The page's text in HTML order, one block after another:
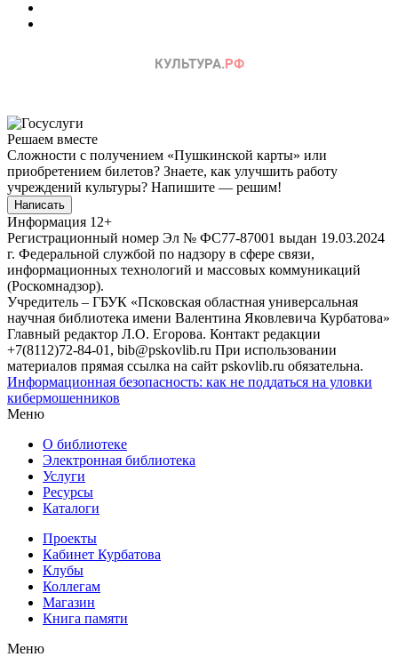
Решаем вместе
Сложности с получением «Пушкинской карты» или
приобретением билетов? Знаете, как улучшить работу
учреждений культуры? Напишите — решим!
Написать
Информация 12+
Регистрационный номер Эл № ФС77-87001 выдан 19.03.2024
г. Федеральной службой по надзору в сфере связи,
информационных технологий и массовых коммуникаций
(Роскомнадзор).
Учредитель – ГБУК «Псковская областная универсальная
научная библиотека имени Валентина Яковлевича Курбатова»
Главный редактор Л.О. Егорова. Контакт редакции
+7(8112)72-84-01, bib@pskovlib.ru При использовании
материалов прямая ссылка на сайт pskovlib.ru обязательна.
Информационная безопасность: как не поддаться на уловки
кибермошенников
Меню
О библиотеке
Электронная библиотека
Услуги
Ресурсы
Каталоги
Проекты
Кабинет Курбатова
Клубы
Коллегам
Магазин
Книга памяти
Меню